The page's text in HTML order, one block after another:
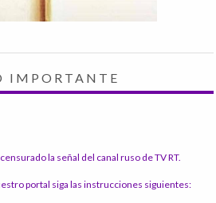
IMPORTANTE
la señal del canal ruso de TV RT.
portal siga las instrucciones siguientes: